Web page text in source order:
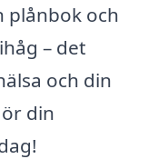
plånbok och
– det
och din
din